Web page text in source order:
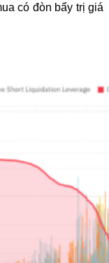
có đòn bẩy trị giá